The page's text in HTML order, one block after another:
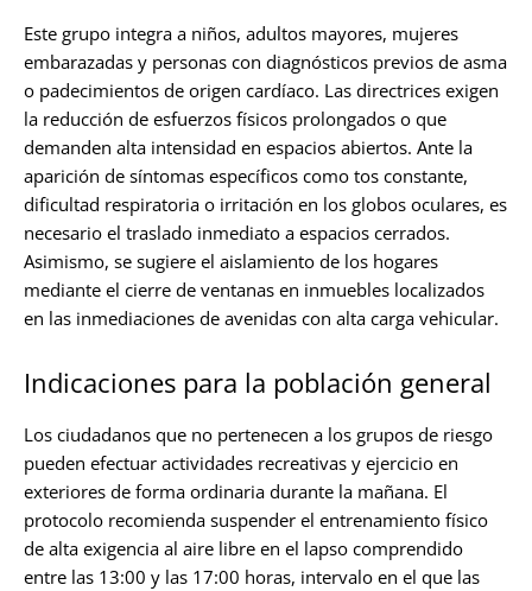
Este grupo integra a niños, adultos mayores, mujeres
embarazadas y personas con diagnósticos previos de asma
o padecimientos de origen cardíaco. Las directrices exigen
la reducción de esfuerzos físicos prolongados o que
demanden alta intensidad en espacios abiertos. Ante la
aparición de síntomas específicos como tos constante,
dificultad respiratoria o irritación en los globos oculares, es
necesario el traslado inmediato a espacios cerrados.
Asimismo, se sugiere el aislamiento de los hogares
mediante el cierre de ventanas en inmuebles localizados
en las inmediaciones de avenidas con alta carga vehicular.
Indicaciones para la población general
Los ciudadanos que no pertenecen a los grupos de riesgo
pueden efectuar actividades recreativas y ejercicio en
exteriores de forma ordinaria durante la mañana. El
protocolo recomienda suspender el entrenamiento físico
de alta exigencia al aire libre en el lapso comprendido
entre las 13:00 y las 17:00 horas, intervalo en el que las